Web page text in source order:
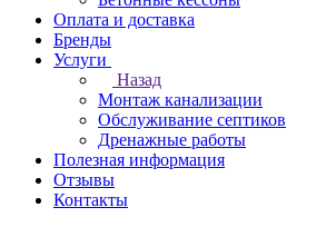
Оплата и доставка
Бренды
Услуги
Назад
Монтаж канализации
Обслуживание септиков
Дренажные работы
Полезная информация
Отзывы
Контакты